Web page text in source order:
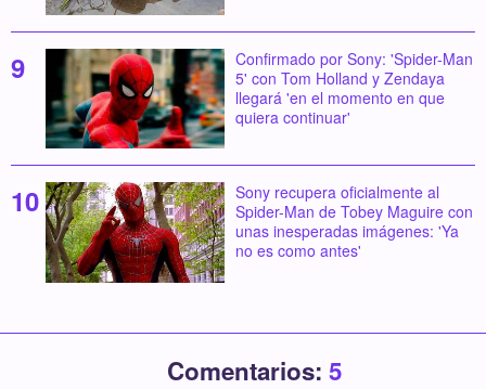
Confirmado por Sony: 'Spider-Man
5' con Tom Holland y Zendaya
llegará 'en el momento en que
quiera continuar'
Sony recupera oficialmente al
Spider-Man de Tobey Maguire con
unas inesperadas imágenes: 'Ya
no es como antes'
Comentarios: 5